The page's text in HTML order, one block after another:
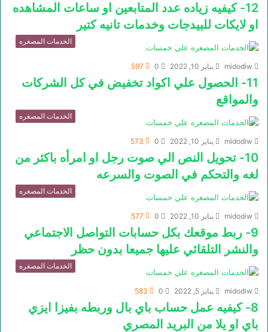
12- كيفيه زياده عدد المتابعين او ساعات المشاهده
او لايكات للبيدجات وخدمات تانيه كتير
الخدمات المصغره
midodiw يناير 10, 2022 0
597
11- الحصول علي اكواد تخفيض في كل الشركات
والمواقع
الخدمات المصغره
midodiw يناير 10, 2022 0
573
10- تحويل النص الي صوت رجل او امرأه باكثر من
لغه والتحكم في الصوت والسرعه
الخدمات المصغره
midodiw يناير 10, 2022 0
577
9- ربط موقعك بكل حسابات التواصل الاجتماعي
والنشر التلقائي عليها جميعا بدون حظر
الخدمات المصغره
midodiw يناير 5, 2022 0
583
8- كيفيه عمل حساب باي بال وربطه بفيزا ايزي
باي او يلا من البريد المصري